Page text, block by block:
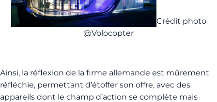
Crédit photo
@Volocopter
Ainsi, la réflexion de la firme allemande est mûrement
réfléchie, permettant d’étoffer son offre, avec des
appareils dont le champ d’action se complète mais